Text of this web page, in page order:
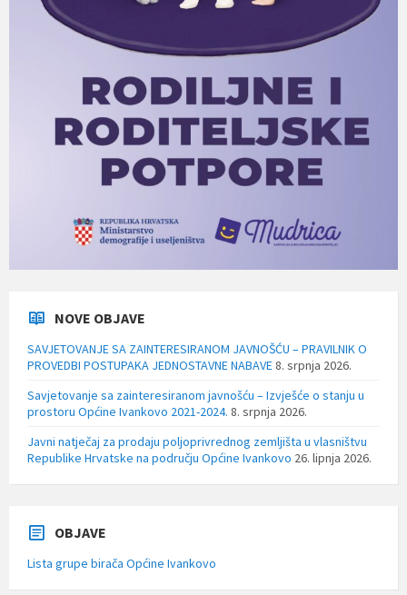
NOVE OBJAVE
SAVJETOVANJE SA ZAINTERESIRANOM JAVNOŠĆU – PRAVILNIK O
PROVEDBI POSTUPAKA JEDNOSTAVNE NABAVE8. srpnja 2026.
Savjetovanje sa zainteresiranom javnošću – Izvješće o stanju u
prostoru Općine Ivankovo 2021-2024. 8. srpnja 2026.
Javni natječaj za prodaju poljoprivrednog zemljišta u vlasništvu
Republike Hrvatske na području Općine Ivankovo 26. lipnja 2026.
OBJAVE
Lista grupe birača Općine Ivankovo